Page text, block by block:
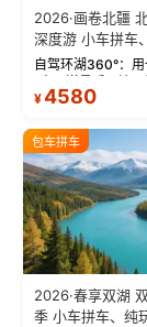
2026·画卷北疆
深度游 小车拼车
物！
自驾环湖360°：
“大西洋最后一滴
蓝。 赛湖旅拍：甄
绝美瞬间。 赛湖
频：专业摄影师...
¥4580
包车拼车
2026·春享双湖
季 小车拼车、纯